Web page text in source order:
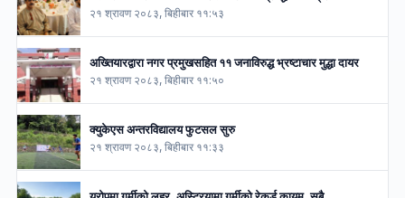
२१ श्रावण २०८३, बिहीबार ११:५३
अख्तियारद्वारा नगर प्रमुखसहित ११ जनाविरुद्ध भ्रष्टाचार मुद्धा दायर
२१ श्रावण २०८३, बिहीबार ११:५०
क्युकेएस अन्तरविद्यालय फुटसल सुरु
२१ श्रावण २०८३, बिहीबार ११:३३